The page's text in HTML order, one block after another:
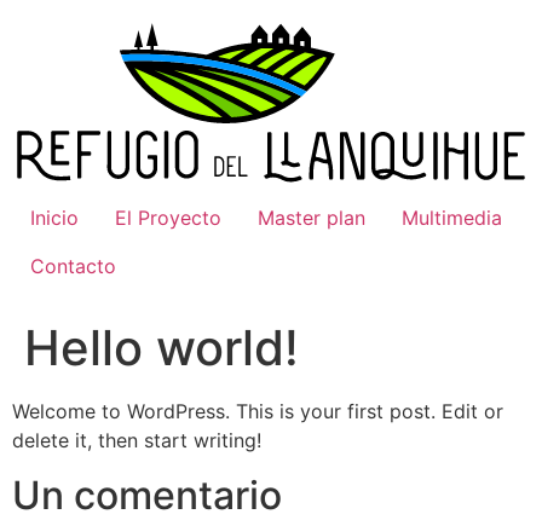
Inicio El Proyecto Master plan
Multimedia
Contacto
Hello world!
Welcome to WordPress. This is your first post. Edit or
delete it, then start writing!
Un comentario